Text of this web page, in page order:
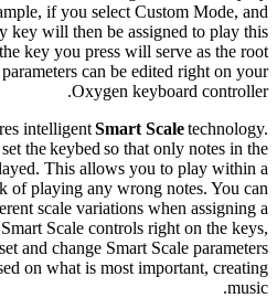
if you select Custom Mode, and
key will then be assigned to play this
key you press will serve as the root
can be edited right on your
Oxygen keyboard controller.
intelligentSmart Scaletechnology.
the keybed so that only notes in the
This allows you to play within a
of playing any wrong notes. You can
scale variations when assigning a
Scale controls right on the keys,
and change Smart Scale parameters
on what is most important, creating
music.